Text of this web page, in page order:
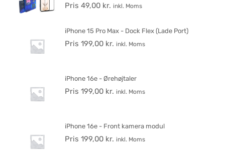
Pris 49,00 kr. inkl. Moms
iPhone 15 Pro Max - Dock Flex (Lade Port)
Pris 199,00 kr. inkl. Moms
iPhone 16e - Ørehøjtaler
Pris 199,00 kr. inkl. Moms
iPhone 16e - Front kamera modul
Pris 199,00 kr. inkl. Moms